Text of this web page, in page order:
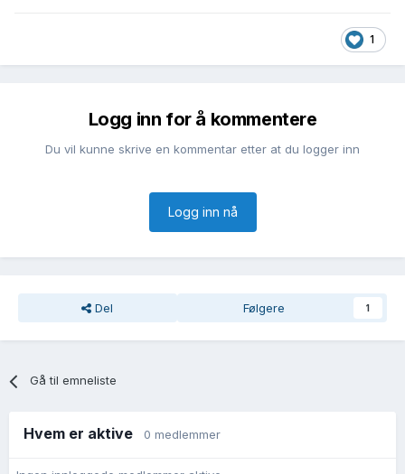
1
Logg inn for å kommentere
Du vil kunne skrive en kommentar etter at du logger inn
Logg inn nå
Del Følgere 1
Gå til emneliste
Hvem er aktive 0 medlemmer